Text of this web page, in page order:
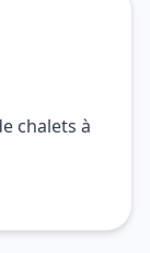
chalets à